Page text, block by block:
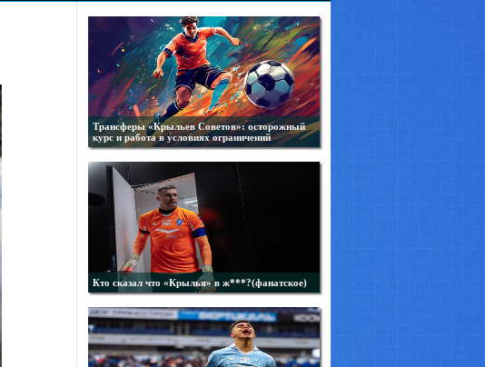
Трансферы «Крыльев Советов»: осторожный
курс и работа в условиях ограничений
Кто сказал что «Крылья» в ж***?(фанатское)